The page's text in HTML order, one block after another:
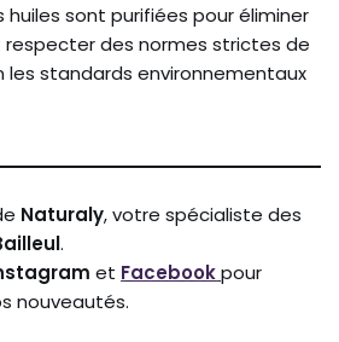
huiles sont purifiées pour éliminer
des normes strictes de
les standards environnementaux
Naturaly, votre spécialiste des
.
et Facebookpour
nouveautés.